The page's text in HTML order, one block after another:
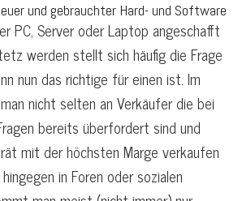
und gebrauchter Hard- und Software
PC, Server oder Laptop angeschafft
werden stellt sich häufig die Frage
nun das richtige für einen ist. Im
nicht selten an Verkäufer die bei
bereits überfordert sind und
mit der höchsten Marge verkaufen
in Foren oder sozialen